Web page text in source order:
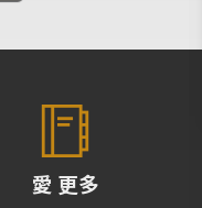
愛 更多